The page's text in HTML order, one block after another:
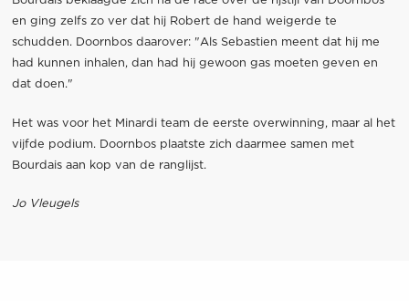
en ging zelfs zo ver dat hij Robert de hand weigerde te
schudden. Doornbos daarover: "Als Sebastien meent dat hij me
had kunnen inhalen, dan had hij gewoon gas moeten geven en
dat doen."
Het was voor het Minardi team de eerste overwinning, maar al het
vijfde podium. Doornbos plaatste zich daarmee samen met
Bourdais aan kop van de ranglijst.
Jo Vleugels